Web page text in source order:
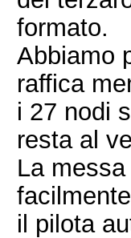
formato.
Abbiamo
raffica
i 27 nodi
resta al
La
il pilota